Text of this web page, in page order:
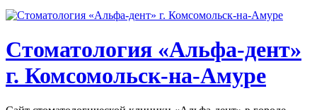
Стоматология «‎Альфа-дент»‎
г. Комсомольск-на-Амуре